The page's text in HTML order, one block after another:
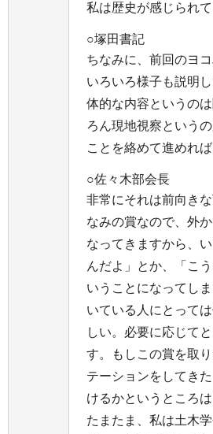
私は歴史が感じられ
○塚田書記
ちなみに、前回のヨ
いろいろ様子も説明
体的な内容というの
ろん現地視察という
ことを絡めて進めれ
○佐々木部会長
非常にそれは前向き
なみの賞なので、外
なってきますから、
んだよ」とか、「こ
いうことになってし
いている人にとって
しい。必要に応じて
す。もしこの賞を取
テーションをしてき
けるかというところ
たまたま、私は土木